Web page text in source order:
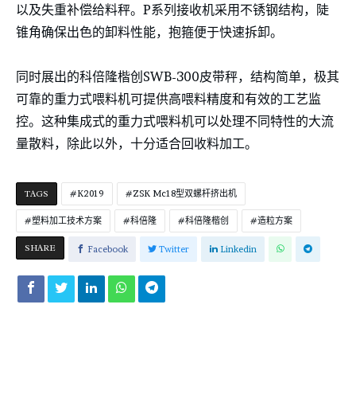
以及失重补偿给料秤。P系列接收机采用不锈钢结构，陡
锥角确保出色的卸料性能，抱箍便于快速拆卸。
同时展出的科倍隆楷创SWB-300皮带秤，结构简单，极其
可靠的重力式喂料机可提供高喂料精度和有效的工艺监
控。这种集成式的重力式喂料机可以处理不同特性的大流
量散料，除此以外，十分适合回收料加工。
TAGS K2019 ZSK Mc18型双螺杆挤出机
塑料加工技术方案 科倍隆 科倍隆楷创 造粒方案
SHARE Facebook Twitter Linkedin